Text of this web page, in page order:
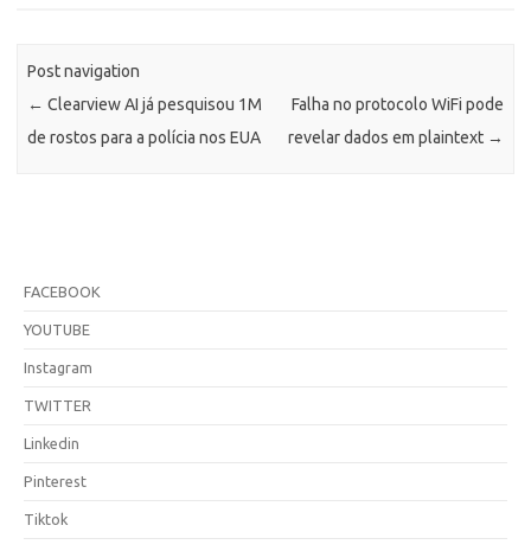
Post navigation
← Clearview AI já pesquisou 1M
de rostos para a polícia nos EUA
Falha no protocolo WiFi pode
revelar dados em plaintext →
FACEBOOK
YOUTUBE
Instagram
TWITTER
Linkedin
Pinterest
Tiktok